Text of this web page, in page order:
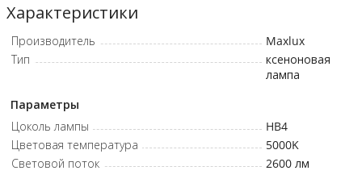
Характеристики
Производитель
Maxlux
Тип
ксеноновая
лампа
Параметры
Цоколь лампы
HB4
Цветовая температура
5000K
Световой поток
2600 лм